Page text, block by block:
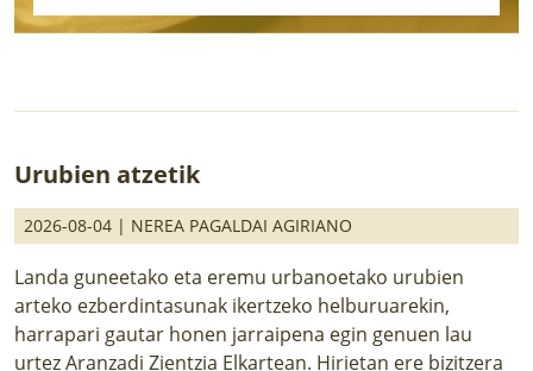
Urubien atzetik
2026-08-04 | NEREA PAGALDAI AGIRIANO
Landa guneetako eta eremu urbanoetako urubien
arteko ezberdintasunak ikertzeko helburuarekin,
harrapari gautar honen jarraipena egin genuen lau
urtez Aranzadi Zientzia Elkartean. Hirietan ere bizitzera